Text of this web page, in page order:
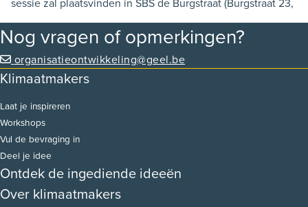
sessie zal plaatsvinden in SBS de Burgstraat (Burgstraat 23,
2440 Geel) van 19:30-21:30 uur.
Nog vragen of opmerkingen?
organisatieontwikkeling@geel.be
Klimaatmakers
Laat je inspireren
Workshops
Vul de bevraging in
Deel je idee
Ontdek de ingediende ideeën
Over klimaatmakers